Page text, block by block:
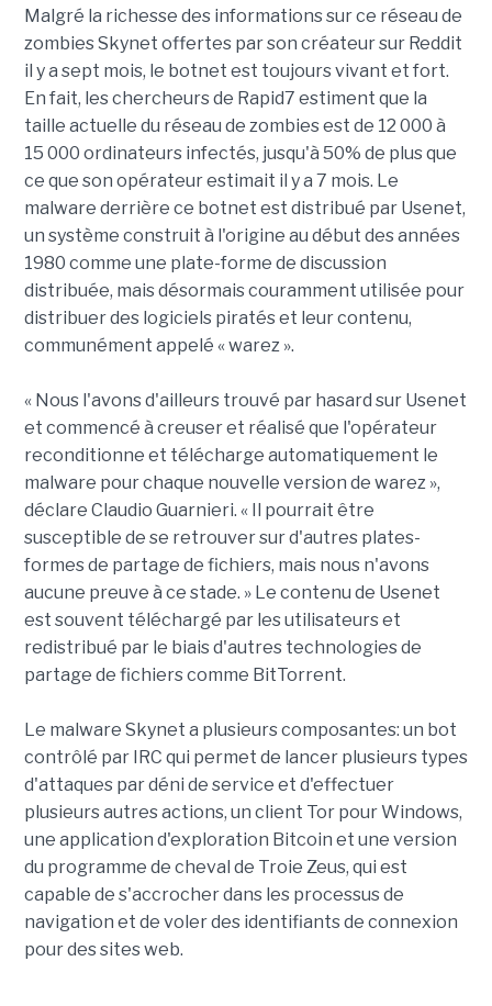
Malgré la richesse des informations sur ce réseau de
zombies Skynet offertes par son créateur sur Reddit
il y a sept mois, le botnet est toujours vivant et fort.
En fait, les chercheurs de Rapid7 estiment que la
taille actuelle du réseau de zombies est de 12 000 à
15 000 ordinateurs infectés, jusqu'à 50% de plus que
ce que son opérateur estimait il y a 7 mois. Le
malware derrière ce botnet est distribué par Usenet,
un système construit à l'origine au début des années
1980 comme une plate-forme de discussion
distribuée, mais désormais couramment utilisée pour
distribuer des logiciels piratés et leur contenu,
communément appelé « warez ».
« Nous l'avons d'ailleurs trouvé par hasard sur Usenet
et commencé à creuser et réalisé que l'opérateur
reconditionne et télécharge automatiquement le
malware pour chaque nouvelle version de warez »,
déclare Claudio Guarnieri. « Il pourrait être
susceptible de se retrouver sur d'autres plates-
formes de partage de fichiers, mais nous n'avons
aucune preuve à ce stade. » Le contenu de Usenet
est souvent téléchargé par les utilisateurs et
redistribué par le biais d'autres technologies de
partage de fichiers comme BitTorrent.
Le malware Skynet a plusieurs composantes: un bot
contrôlé par IRC qui permet de lancer plusieurs types
d'attaques par déni de service et d'effectuer
plusieurs autres actions, un client Tor pour Windows,
une application d'exploration Bitcoin et une version
du programme de cheval de Troie Zeus, qui est
capable de s'accrocher dans les processus de
navigation et de voler des identifiants de connexion
pour des sites web.